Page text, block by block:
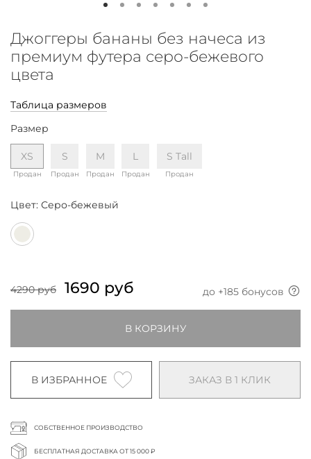
Джоггеры бананы без начеса из
премиум футера серо-бежевого
цвета
Таблица размеров
Размер
XS
Продан
S
Продан
M
Продан
L
Продан
S Tall
Продан
Цвет: Серо-бежевый
4290 руб 1690 руб до +185 бонусов
В КОРЗИНУ
В ИЗБРАННОЕ ЗАКАЗ В 1 КЛИК
СОБСТВЕННОЕ ПРОИЗВОДСТВО
БЕСПЛАТНАЯ ДОСТАВКА ОТ 15 000 ₽